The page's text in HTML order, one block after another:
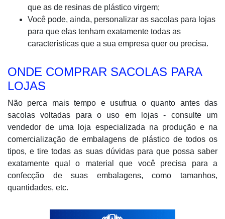
que as de resinas de plástico virgem;
Você pode, ainda, personalizar as sacolas para lojas
para que elas tenham exatamente todas as
características que a sua empresa quer ou precisa.
ONDE COMPRAR SACOLAS PARA
LOJAS
Não perca mais tempo e usufrua o quanto antes das
sacolas voltadas para o uso em lojas - consulte um
vendedor de uma loja especializada na produção e na
comercialização de embalagens de plástico de todos os
tipos, e tire todas as suas dúvidas para que possa saber
exatamente qual o material que você precisa para a
confecção de suas embalagens, como tamanhos,
quantidades, etc.